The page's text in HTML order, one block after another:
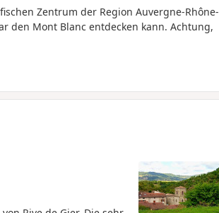
Zentrum der Region Auvergne-Rhône-
den Mont Blanc entdecken kann. Achtung,